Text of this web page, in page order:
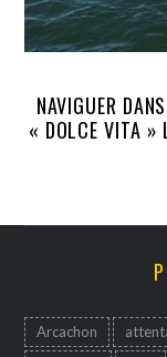
NAVIGUER
« DOLCE VITA »
Arcachon